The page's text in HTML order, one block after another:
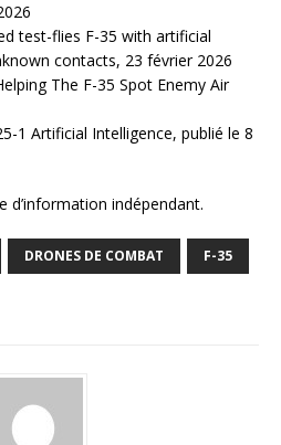
test-flies F-35 with artificial
contacts, 23 février 2026
The F-35 Spot Enemy Air
1 Artificial Intelligence, publié le 8
d’information indépendant.
DRONES DE COMBAT F-35